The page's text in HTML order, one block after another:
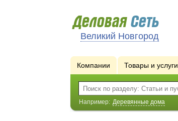
Великий Новгород
Компании Товары и услуги
Например: Деревянные дома